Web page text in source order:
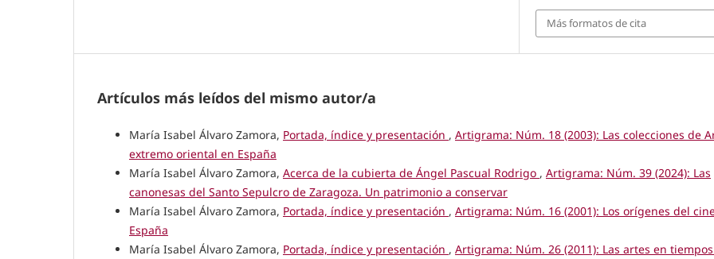
Más formatos de cita
Artículos más leídos del mismo autor/a
María Isabel Álvaro Zamora, Portada, índice y presentación , Artigrama: Núm. 18 (2003): Las colecciones de
extremo oriental en España
María Isabel Álvaro Zamora, Acerca de la cubierta de Ángel Pascual Rodrigo , Artigrama: Núm. 39 (2024): Las
canonesas del Santo Sepulcro de Zaragoza. Un patrimonio a conservar
María Isabel Álvaro Zamora, Portada, índice y presentación , Artigrama: Núm. 16 (2001): Los orígenes del
España
María Isabel Álvaro Zamora, Portada, índice y presentación , Artigrama: Núm. 26 (2011): Las artes en